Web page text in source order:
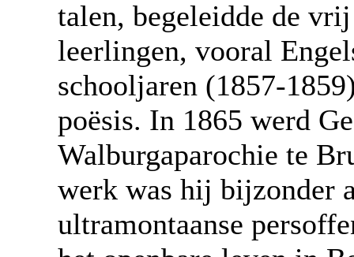
talen, begeleidde de
leerlingen, vooral
schooljaren (1857-
poësis. In 1865 werd
Walburgaparochie te
werk was hij bijzonder
ultramontaanse